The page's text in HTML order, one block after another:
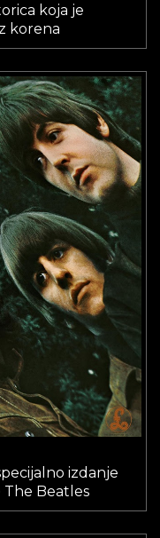
koja je
korena
izdanje
Beatles